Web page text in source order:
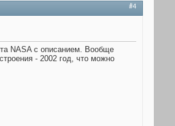
#4
NASA с описанием. Вообще
- 2002 год, что можно